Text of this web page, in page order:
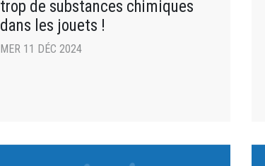
trop de substances chimiques
dans les jouets !
MER 11 DÉC 2024